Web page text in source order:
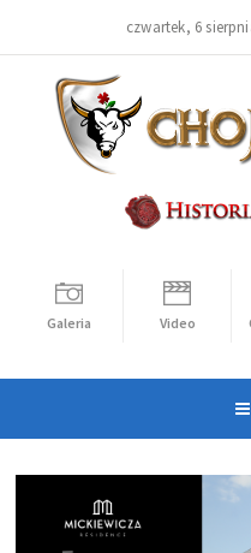
czwartek, 6
Galeria Video